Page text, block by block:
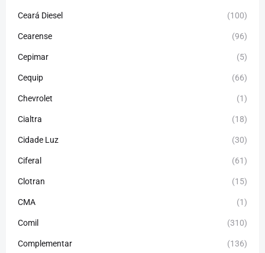
Ceará Diesel (100)
Cearense (96)
Cepimar (5)
Cequip (66)
Chevrolet (1)
Cialtra (18)
Cidade Luz (30)
Ciferal (61)
Clotran (15)
CMA (1)
Comil (310)
Complementar (136)